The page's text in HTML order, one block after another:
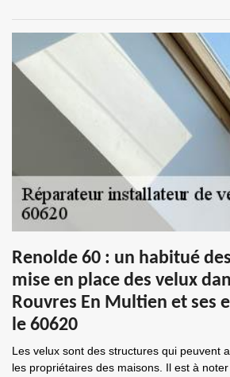
Renolde 60 : un habitué
mise en place des velux
Rouvres En Multien et ses
le 60620
Les velux sont des structures qui peuvent
les propriétaires des maisons. Il est à